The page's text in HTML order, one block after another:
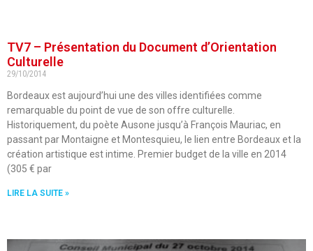
TV7 – Présentation du Document d’Orientation
Culturelle
29/10/2014
Bordeaux est aujourd’hui une des villes identifiées comme
remarquable du point de vue de son offre culturelle.
Historiquement, du poète Ausone jusqu’à François Mauriac, en
passant par Montaigne et Montesquieu, le lien entre Bordeaux et la
création artistique est intime. Premier budget de la ville en 2014
(305 € par
LIRE LA SUITE »